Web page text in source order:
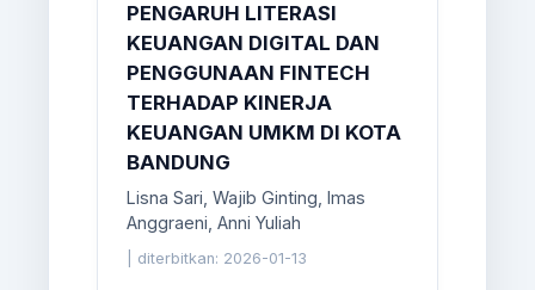
PENGARUH LITERASI
KEUANGAN DIGITAL DAN
PENGGUNAAN FINTECH
TERHADAP KINERJA
KEUANGAN UMKM DI KOTA
BANDUNG
Lisna Sari, Wajib Ginting, Imas
Anggraeni, Anni Yuliah
diterbitkan: 2026-01-13